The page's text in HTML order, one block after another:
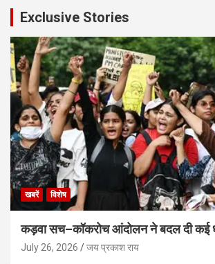
Exclusive Stories
खबरें विशेष
कड़वा सच–कॉकरोच आंदोलन ने बदल दी कई
July 26, 2026 जय प्रकाश राय